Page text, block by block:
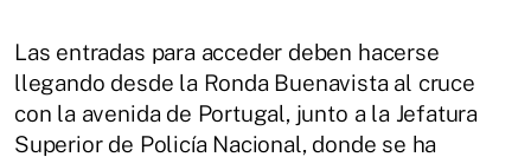
Las entradas para acceder deben hacerse
llegando desde la Ronda Buenavista al cruce
con la avenida de Portugal, junto a la Jefatura
Superior de Policía Nacional, donde se ha